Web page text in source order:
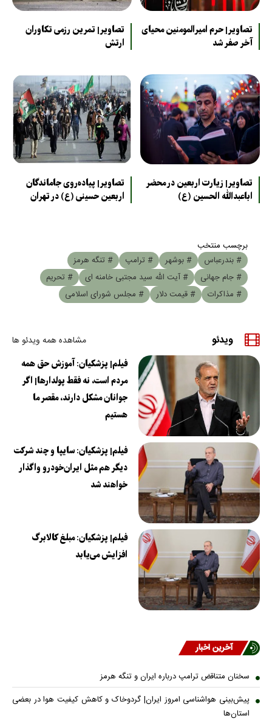
تصاویر| حرم امیرالمومنین محیای
آخر صفر شد
تصاویر| تمرین رزمی تکاوران
ارتش
تصاویر| زیارت اربعین در محضر
اباعبدالله الحسین (ع)
تصاویر| پیاده‌روی جاماندگان
اربعین حسینی (ع) در تهران
برچسب منتخب
# بندرعباس
# بوشهر # ترامپ
# تنگه هرمز
# جام جهانی
# آیت الله سید مجتبی خامنه ای
# تحریم
# مذاکرات
# قیمت دلار # مجلس شورای اسلامی
ویدئو مشاهده همه ویدئو ها
فیلم| پزشکیان: آموزش حق همه
مردم است، نه فقط پولدارها| اگر
جوانان مشکل دارند، مقصر ما
هستیم
فیلم| پزشکیان: سایپا و چند شرکت
دیگر هم مثل ایران‌خودرو واگذار
خواهند شد
فیلم| پزشکیان: مبلغ کالابرگ
افزایش می‌یابد
آخرین اخبار
سخنان متناقض ترامپ درباره ایران و تنگه هرمز
پیش‌بینی هواشناسی امروز ایران| گردوخاک و کاهش کیفیت هوا در بعضی
استان‌ها